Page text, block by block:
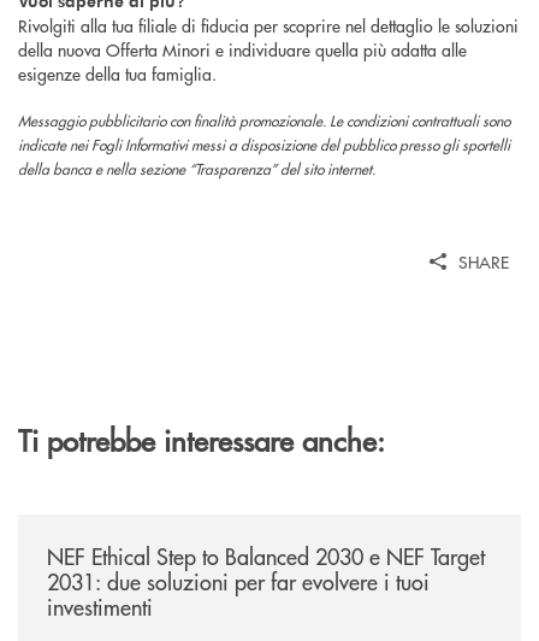
Rivolgiti alla tua filiale di fiducia per scoprire nel dettaglio le soluzioni
della nuova Offerta Minori e individuare quella più adatta alle
esigenze della tua famiglia.
Messaggio pubblicitario con finalità promozionale. Le condizioni contrattuali sono
indicate nei Fogli Informativi messi a disposizione del pubblico presso gli sportelli
della banca e nella sezione “Trasparenza” del sito internet.
SHARE
Ti potrebbe interessare anche:
NEF Ethical Step to Balanced 2030 e NEF Target
2031: due soluzioni per far evolvere i tuoi
investimenti